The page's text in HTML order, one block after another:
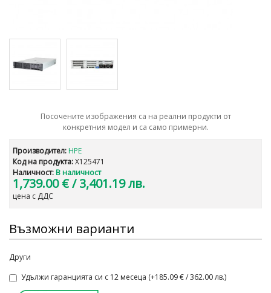
Посочените изображения са на реални продукти от
конкретния модел и са само примерни.
Производител: HPE
Код на продукта:X125471
Наличност: В наличност
1,739.00 €/ 3,401.19 лв.
цена с ДДС
Възможни варианти
Други
Удължи гаранцията си с 12 месеца (+185.09 € / 362.00 лв.)